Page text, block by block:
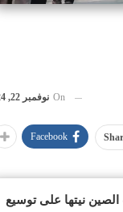
On نوفمبر 22, 2024
Facebook
نيتها على توسيع